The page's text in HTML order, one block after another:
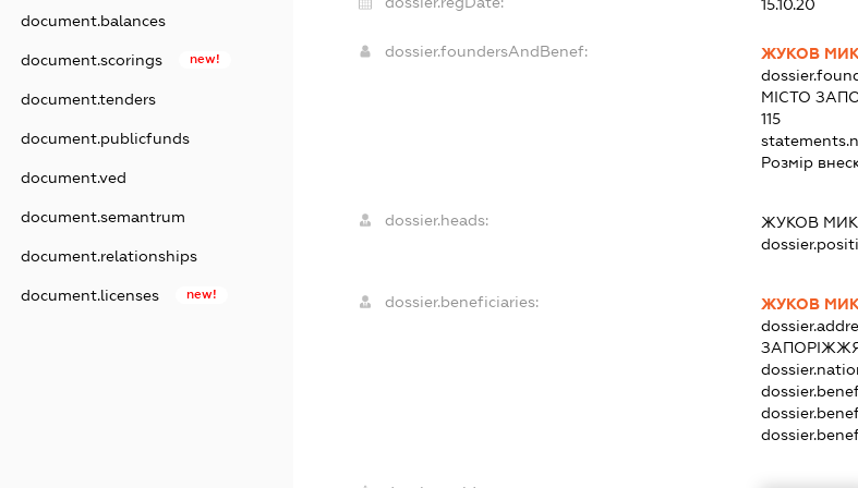
document.balances
document.scorings new!
document.tenders
document.publicfunds
document.ved
document.semantrum
document.relationships
document.licenses new!
15.10.20
dossier.foundersAndBenef:
ЖУКОВ
МІСТО
115
Розмір
dossier.heads: ЖУКОВ
dossier.beneficiaries:
ЖУКОВ